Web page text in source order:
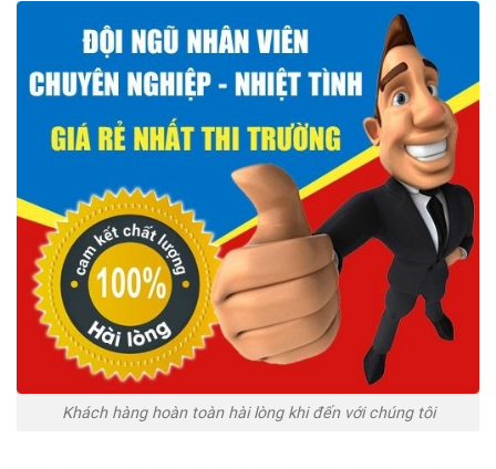
Khách hàng hoàn toàn hài lòng khi đến với chúng tôi